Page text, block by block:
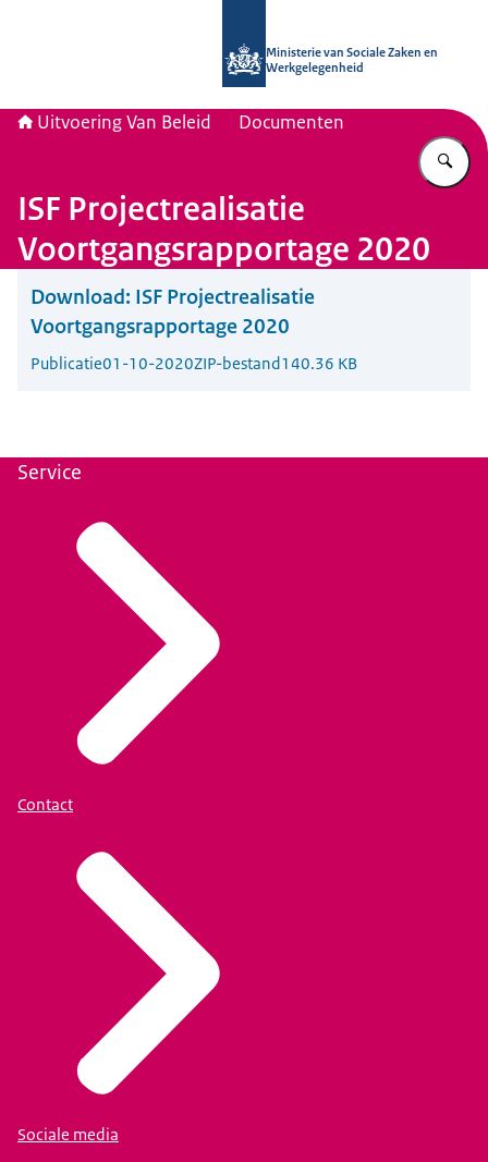
Ministerie van Sociale Zaken en
Werkgelegenheid
Uitvoering Van Beleid Documenten
ISF Projectrealisatie
Voortgangsrapportage 2020
Download: ISF Projectrealisatie
Voortgangsrapportage 2020
Publicatie01-10-2020ZIP-bestand140.36 KB
Service
Contact
Sociale media